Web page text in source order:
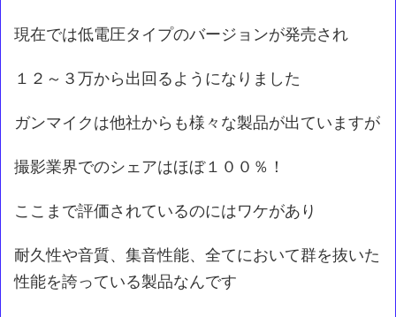
現在では低電圧タイプのバージョンが発売され
１２～３万から出回るようになりました
ガンマイクは他社からも様々な製品が出ていますが
撮影業界でのシェアはほぼ１００％！
ここまで評価されているのにはワケがあり
耐久性や音質、集音性能、全てにおいて群を抜いた
性能を誇っている製品なんです